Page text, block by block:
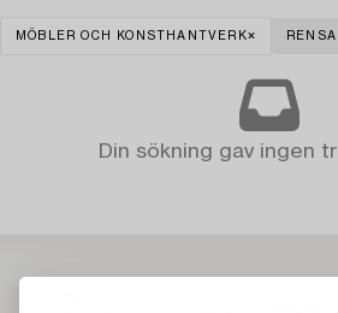
MÖBLER OCH KONSTHANTVERK
Din sökning gav ingen